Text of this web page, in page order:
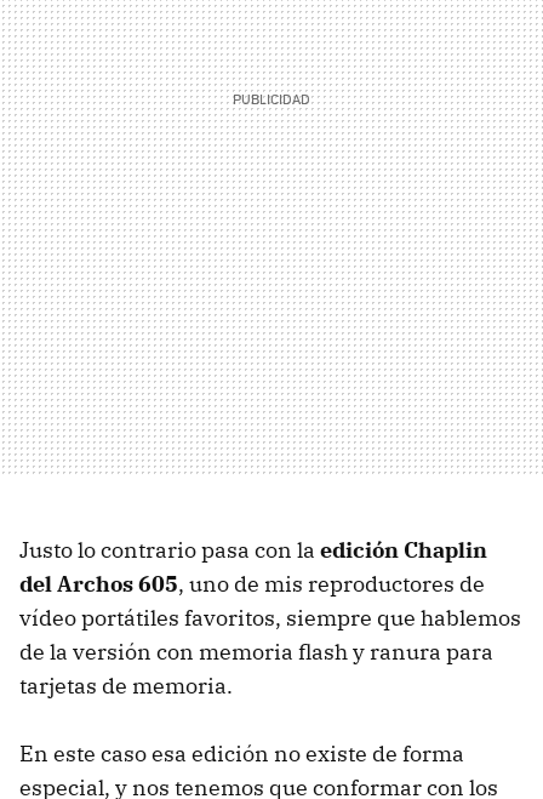
Justo lo contrario pasa con la edición Chaplin
del Archos 605, uno de mis reproductores de
vídeo portátiles favoritos, siempre que hablemos
de la versión con memoria flash y ranura para
tarjetas de memoria.
En este caso esa edición no existe de forma
especial, y nos tenemos que conformar con los